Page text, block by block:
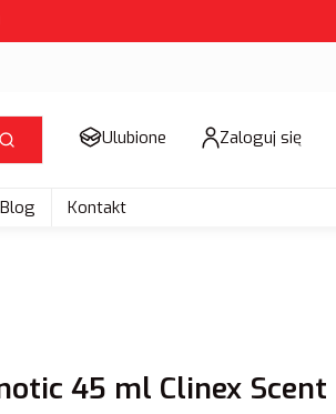
Szukaj
Ulubione Zaloguj się
Blog Kontakt
45 ml Clinex Scent